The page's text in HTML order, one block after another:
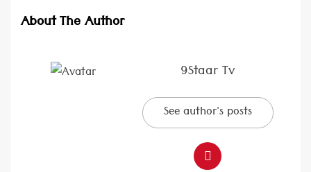
About The Author
9Staar Tv
See author's posts